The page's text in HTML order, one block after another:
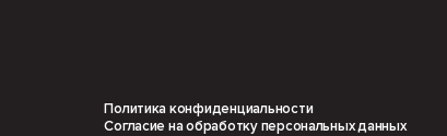
Политика конфиденциальности
Согласие на обработку персональных данных